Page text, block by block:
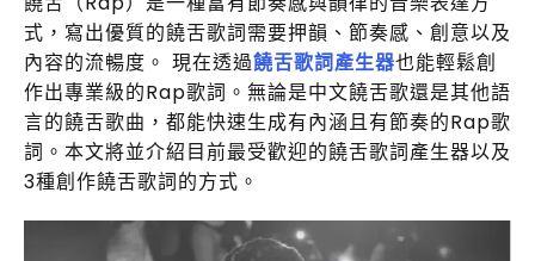
式，寫出優質的饒舌歌詞需要押韻、節奏感、創意以及
內容的流暢度。 現在透過饒舌歌詞產生器也能輕鬆創
作出專業級的Rap歌詞。無論是中文饒舌歌還是其他語
言的饒舌歌曲，都能快速生成有內涵且有節奏的Rap歌
詞。本文將並介紹目前最受歡迎的饒舌歌詞產生器以及
3種創作饒舌歌詞的方式。